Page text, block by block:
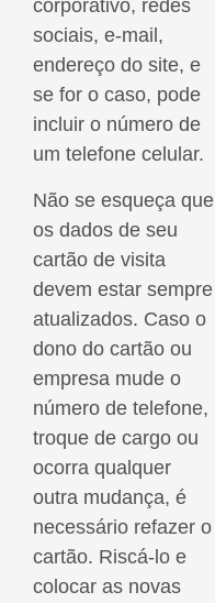
corporativo, redes
sociais, e-mail,
endereço do site, e
se for o caso, pode
incluir o número de
um telefone celular.
Não se esqueça que
os dados de seu
cartão de visita
devem estar sempre
atualizados. Caso o
dono do cartão ou
empresa mude o
número de telefone,
troque de cargo ou
ocorra qualquer
outra mudança, é
necessário refazer o
cartão. Riscá-lo e
colocar as novas